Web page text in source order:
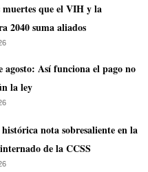
que el VIH y la
2040 suma aliados
agosto: Así funciona el pago no
la ley
nota sobresaliente en la
de la CCSS